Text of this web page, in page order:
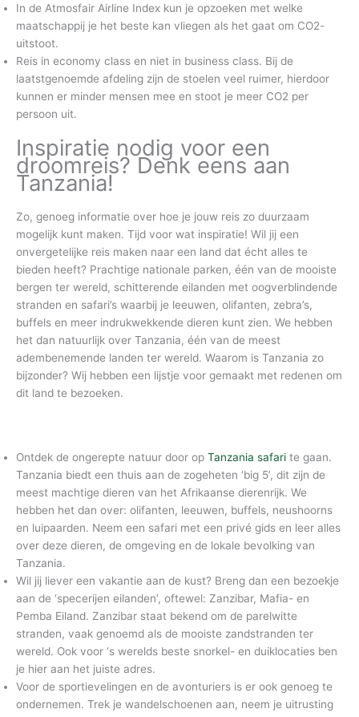
In de Atmosfair Airline Index kun je opzoeken met welke
maatschappij je het beste kan vliegen als het gaat om CO2-
uitstoot.
Reis in economy class en niet in business class. Bij de
laatstgenoemde afdeling zijn de stoelen veel ruimer, hierdoor
kunnen er minder mensen mee en stoot je meer CO2 per
persoon uit.
Inspiratie nodig voor een
droomreis? Denk eens aan
Tanzania!
Zo, genoeg informatie over hoe je jouw reis zo duurzaam
mogelijk kunt maken. Tijd voor wat inspiratie! Wil jij een
onvergetelijke reis maken naar een land dat écht alles te
bieden heeft? Prachtige nationale parken, één van de mooiste
bergen ter wereld, schitterende eilanden met oogverblindende
stranden en safari’s waarbij je leeuwen, olifanten, zebra’s,
buffels en meer indrukwekkende dieren kunt zien. We hebben
het dan natuurlijk over Tanzania, één van de meest
adembenemende landen ter wereld. Waarom is Tanzania zo
bijzonder? Wij hebben een lijstje voor gemaakt met redenen om
dit land te bezoeken.
Ontdek de ongerepte natuur door op Tanzania safari te gaan.
Tanzania biedt een thuis aan de zogeheten ‘big 5’, dit zijn de
meest machtige dieren van het Afrikaanse dierenrijk. We
hebben het dan over: olifanten, leeuwen, buffels, neushoorns
en luipaarden. Neem een safari met een privé gids en leer alles
over deze dieren, de omgeving en de lokale bevolking van
Tanzania.
Wil jij liever een vakantie aan de kust? Breng dan een bezoekje
aan de ‘specerijen eilanden’, oftewel: Zanzibar, Mafia- en
Pemba Eiland. Zanzibar staat bekend om de parelwitte
stranden, vaak genoemd als de mooiste zandstranden ter
wereld. Ook voor ‘s werelds beste snorkel- en duiklocaties ben
je hier aan het juiste adres.
Voor de sportievelingen en de avonturiers is er ook genoeg te
ondernemen. Trek je wandelschoenen aan, neem je uitrusting